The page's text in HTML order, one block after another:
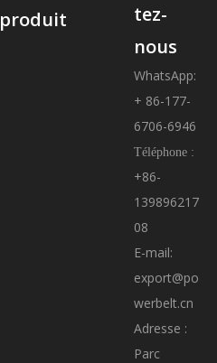
produit
tez-
nous
WhatsApp:
+ 86-177-
6706-6946
Téléphone :
+86-
139896217
08
E-mail:
export@po
werbelt.cn
Adresse :
Parc